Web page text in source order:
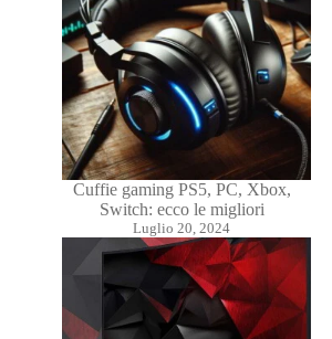
Cuffie gaming PS5, PC, Xbox,
Switch: ecco le migliori
Luglio 20, 2024